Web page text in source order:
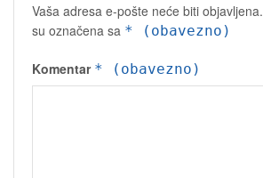
Vaša adresa e-pošte neće biti objavljena.
su označena sa * (obavezno)
Komentar * (obavezno)